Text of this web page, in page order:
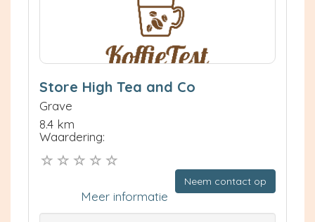
Store High Tea and Co
Grave
8.4 km
Waardering:
Neem contact op
Meer informatie